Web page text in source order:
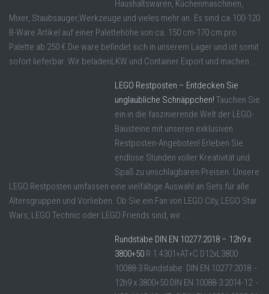
Haushaltswaren, Küchenmaschinen,
Mixer, Staubsauger,Werkzeuge und vieles mehr an. Es sind ca.100-120
B-Ware Artikel auf einer Palettehöhe von ca. 150 cm-170 cm pro
Palette ab 250 € Die ware befindet sich in unserem Lager und ist somit
sofort lieferbar. Wir beladenLKW und Container Export und machen ...
LEGO Restposten – Entdecken Sie
unglaubliche Schnäppchen! Tauchen Sie
ein in die faszinierende Welt der LEGO-
Bausteine mit unseren exklusiven
Restposten-Angeboten! Erleben Sie
endlose Stunden voller Kreativität und
Spaß zu unschlagbaren Preisen. Unsere
LEGO Restposten umfassen eine vielfältige Auswahl an Sets für alle
Altersgruppen und Vorlieben. Ob Sie ein Fan von LEGO City, LEGO Star
Wars, LEGO Technic oder LEGO Friends sind, wir ...
Rundstäbe DIN EN 10277:2018 – 12h9 x
3800+50 R 1.4301+AT+C D12xL3800
10088-3 Rundstäbe DIN EN 10277:2018 -
12h9 x 3800+50 DIN EN 10088-3:2014-12 -